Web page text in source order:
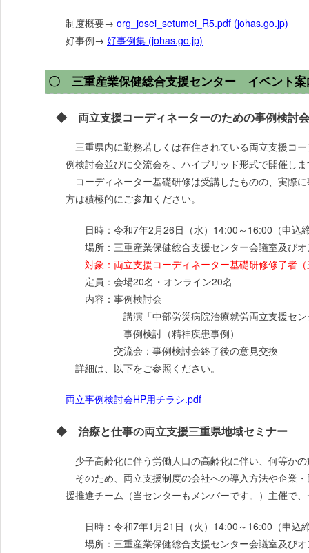
制度概要→ org_josei_setumei_R5.pdf (johas.go.jp)
好事例→ 好事例集 (johas.go.jp)
〇 三重産業保健総合支援センター イベント案
◆ 両立支援コーディネーターのための事例検討
三重県内に勤務若しくは在住されている両立支援コ
例検討会並びに交流会を、ハイブリッド形式で開催し
コーディネーター基礎研修は受講したものの、実際
方は積極的にご参加ください。
日時：令和7年2月26日（水）14:00～16:00（申込
場所：三重産業保健総合支援センター会議室及びオ
対象：両立支援コーディネーター基礎研修修了者
定員：会場20名・オンライン20名
内容：事例検討会
講演「中部労災病院治療就労両立支援センタ
事例検討（精神疾患事例）
交流会：事例検討会終了後の意見交換
詳細は、以下をご参照ください。
両立事例検討会HP用チラシ.pdf
◆ 治療と仕事の両立支援三重県地域セミナー
少子高齢化に伴う労働人口の高齢化に伴い、何等か
そのため、両立支援制度の会社への導入方法や企業
援推進チーム（当センターもメンバーです。）主催で
日時：令和7年1月21日（火）14:00～16:00（申込
場所：三重産業保健総合支援センター会議室及びオ